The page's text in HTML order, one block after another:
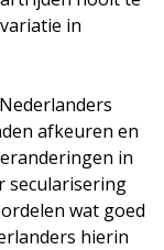
in
afkeuren en
in
secularisering
wat goed
hierin